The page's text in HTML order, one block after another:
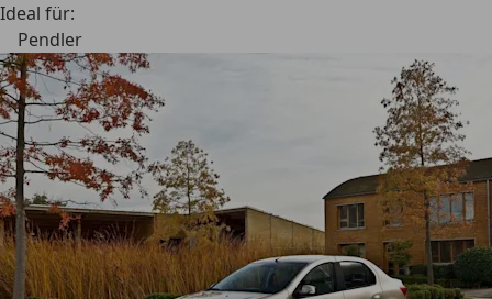
Ideal für:
Pendler